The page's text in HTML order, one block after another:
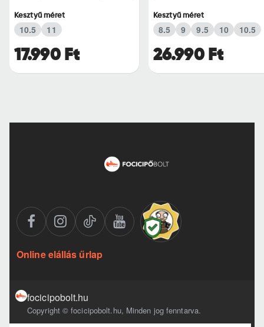
17.990 Ft
Kesztyű méret
10.5 11
26.990 Ft
Kesztyű méret
8.5 9 9.5 10 10.5
Online elállás űrlap
focicipobolt.hu
Copyright © focicipobolt.hu, Minden jog fenntarva.